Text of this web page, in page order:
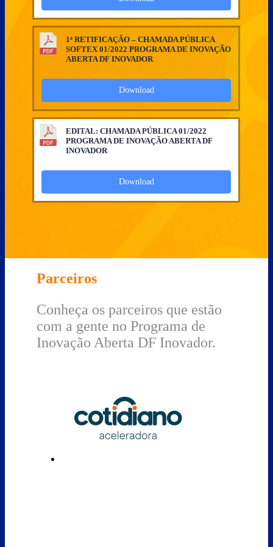
1ª RETIFICAÇÃO – CHAMADA PÚBLICA
SOFTEX 01/2022 PROGRAMA DE INOVAÇÃO
ABERTA DF INOVADOR
Download
EDITAL: CHAMADA PÚBLICA 01/2022
PROGRAMA DE INOVAÇÃO ABERTA DF
INOVADOR
Download
Parceiros
Conheça os parceiros que estão
com a gente no Programa de
Inovação Aberta DF Inovador.